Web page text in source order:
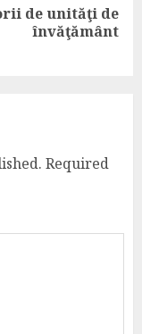
de unităţi de
învăţământ
Required